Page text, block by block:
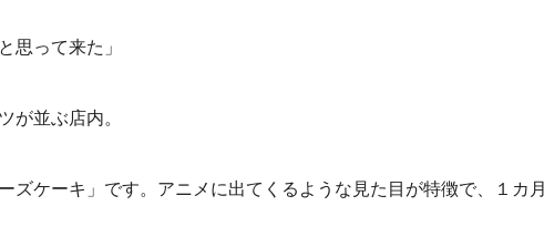
思って来た」
が並ぶ店内。
ケーキ」です。アニメに出てくるような見た目が特徴で、１カ月